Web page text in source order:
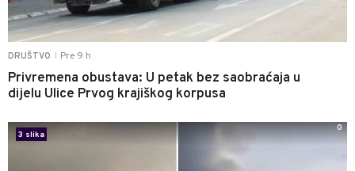
DRUŠTVO Pre 9 h
Privremena obustava: U petak bez saobraćaja u
dijelu Ulice Prvog krajiškog korpusa
3 slika
0